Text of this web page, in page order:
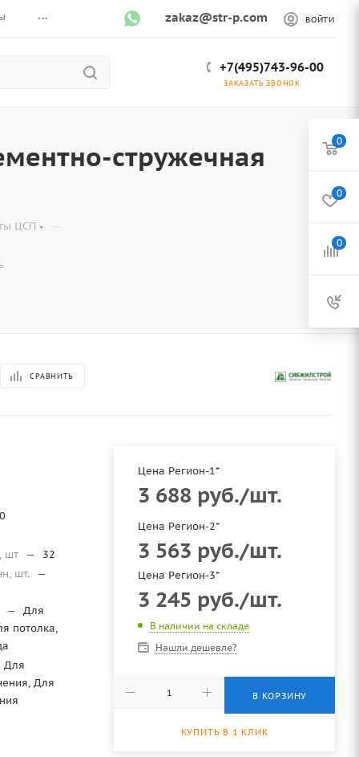
... zakaz@str-p.com ВОЙТИ
+7(495)743-96-00
ЗАКАЗАТЬ ЗВОНОК
стружечная
ЦСП —
СРАВНИТЬ
шт —
32
шт.
—
—
Для
потолка,
Для
Для
Цена Регион-1*
3 688 руб./шт.
Цена Регион-2*
3 563 руб./шт.
Цена Регион-3*
3 245 руб./шт.
В наличии на складе
Нашли дешевле?
В КОРЗИНУ
КУПИТЬ В 1 КЛИК
0
0
0